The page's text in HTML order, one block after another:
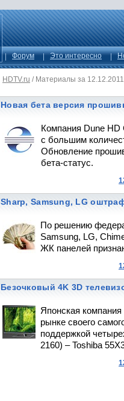
Форум Это интересно
HDTV.ru / Материалы за 12.12.2011
Новая бета версия
Компания Dune
с большим
Обновление
бета-статус.
Sharp, Samsung, LG
По решению
Samsung, LG,
ЖК панелей
Безочковый 4K 3D
Японская
рынке своего
поддержкой
2160) – Toshiba